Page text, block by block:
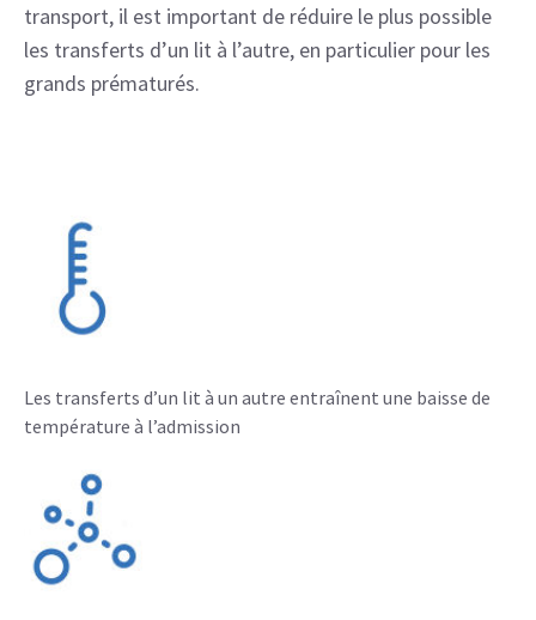
transport, il est important de réduire le plus possible
les transferts d’un lit à l’autre, en particulier pour les
grands prématurés.
Les transferts d’un lit à un autre entraînent une baisse de
température à l’admission